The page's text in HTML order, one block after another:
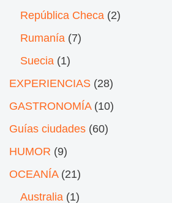
República Checa (2)
Rumanía (7)
Suecia (1)
EXPERIENCIAS (28)
GASTRONOMÍA(10)
Guías ciudades (60)
HUMOR (9)
OCEANÍA(21)
Australia (1)